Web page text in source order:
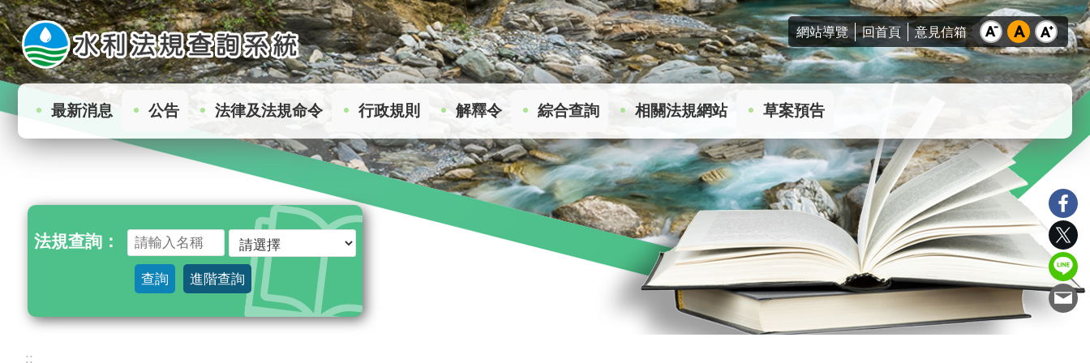
跳到主要內容區塊
網站導覽 回首頁 意見信箱
最新消息 公告 法律及法規命令 行政規則 解釋令 綜合查詢 相關法規網站 草案預告
法規查詢：
查詢 進階查詢
:::